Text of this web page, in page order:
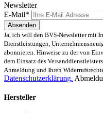
Newsletter
E-Mail*
Absenden
Ja, ich will den BVS-Newsletter mit
Dienstleistungen,
abonnieren. Hinweise zu der von
dem Einsatz des
Anmeldung und Ihren
Datenschutzerklärung.
Hersteller